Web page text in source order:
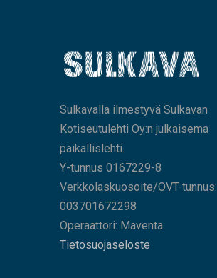
Sulkavalla ilmestyvä Sulkavan
Kotiseutulehti Oy:n julkaisema
paikallislehti.
Y-tunnus 0167229-8
Verkkolaskuosoite/OVT-tunnus:
003701672298
Operaattori: Maventa
Tietosuojaseloste